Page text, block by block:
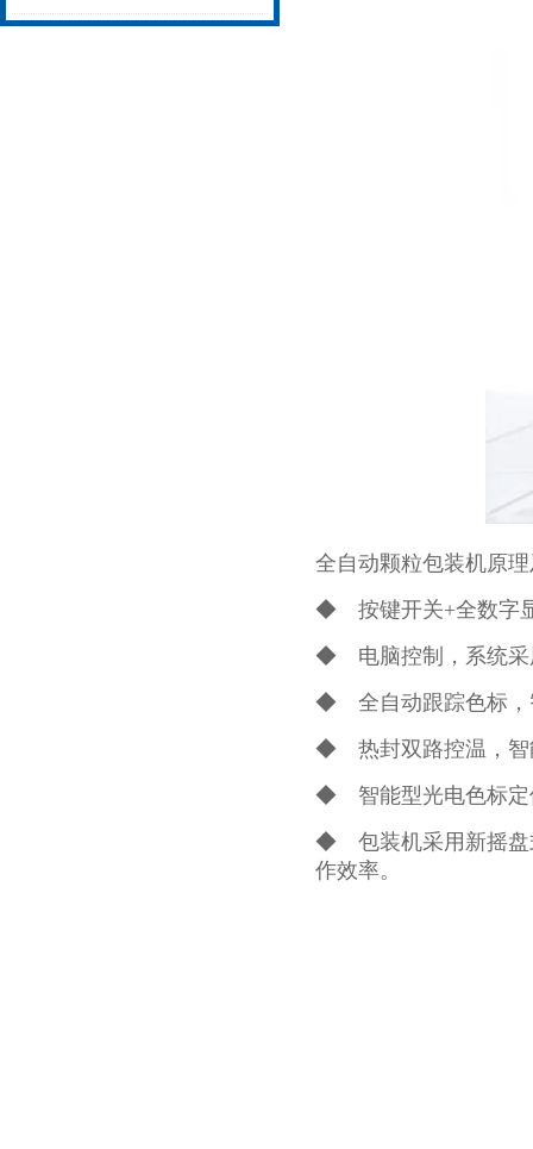
全自动颗粒包装机原
◆ 按键开关+全数字
◆ 电脑控制，系统采
◆ 全自动跟踪色标，
◆ 热封双路控温，智
◆ 智能型光电色标定
◆ 包装机采用新摇盘
作效率。